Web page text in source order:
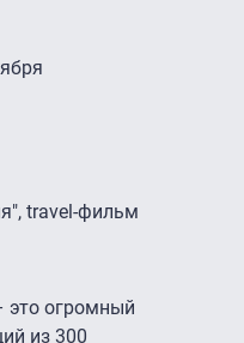
travel-фильм
это огромный
из 300